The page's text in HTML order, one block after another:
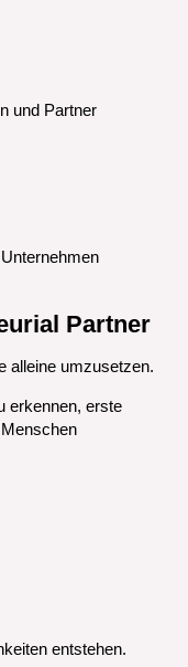
und Partner
Partner
alleine umzusetzen.
erkennen, erste
entstehen.